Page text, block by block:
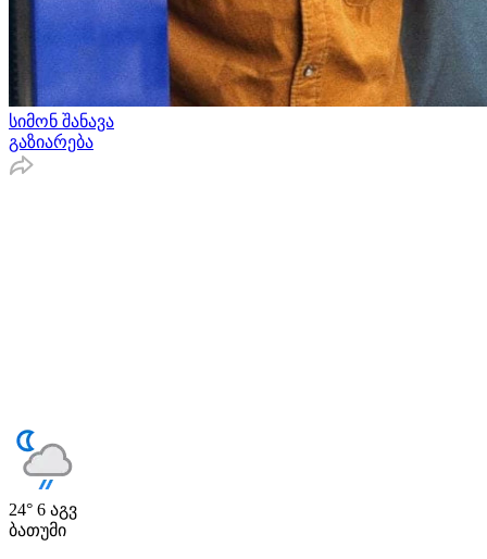
სიმონ შანავა
გაზიარება
24° 6 აგვ
ბათუმი